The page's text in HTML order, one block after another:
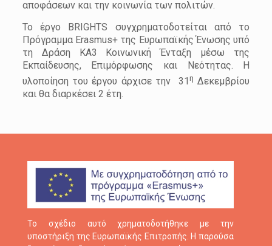
αποφάσεων και την κοινωνία των πολιτών.
Το έργο BRIGHTS συγχρηματοδοτείται από το
Πρόγραμμα Erasmus+ της Ευρωπαϊκής Ένωσης υπό
τη Δράση KA3 Κοινωνική Ένταξη μέσω της
Εκπαίδευσης, Επιμόρφωσης και Νεότητας. Η
υλοποίηση του έργου άρχισε την 31 η Δεκεμβρίου
και θα διαρκέσει 2 έτη.
Το σχέδιο αυτό χρηματοδοτήθηκε με την
υποστήριξη της Ευρωπαϊκής Επιτροπής. Η παρούσα